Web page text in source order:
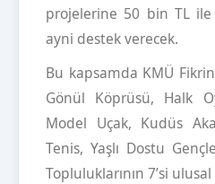
projelerine 50 bin TL ile
ayni destek verecek.
Bu kapsamda KMÜ
Gönül Köprüsü, Halk
Model Uçak, Kudüs
Tenis, Yaşlı Dostu
Topluluklarının 7’si